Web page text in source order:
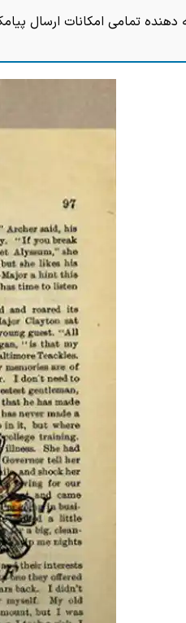
دهنده تمامی امکانات ارسال